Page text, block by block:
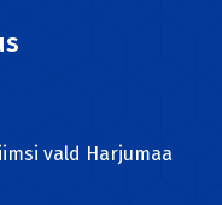
vald Harjumaa